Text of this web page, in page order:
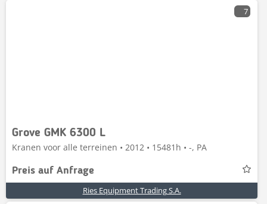
7
Grove GMK 6300 L
Kranen voor alle terreinen • 2012 • 15481h • -, PA
Preis auf Anfrage
Ries Equipment Trading S.A.